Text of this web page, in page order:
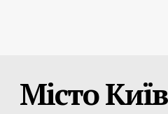
Місто Київ